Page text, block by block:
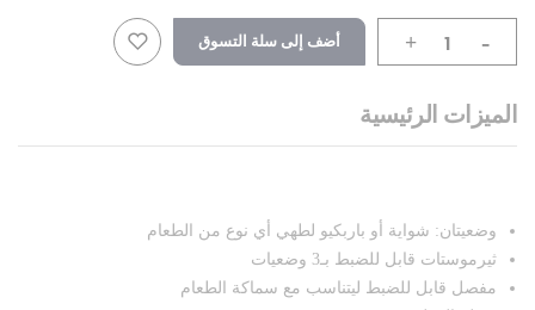
-
+ أضف إلى سلة التسوق
الميزات الرئيسية
وضعيتان: شواية أو باربكيو لطهي أي نوع من الطعام
ثيرموستات قابل للضبط بـ3 وضعيات
مفصل قابل للضبط ليتناسب مع سماكة الطعام